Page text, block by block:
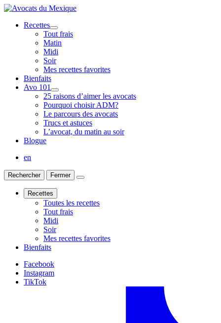
Recettes
Tout frais
Matin
Midi
Soir
Mes recettes favorites
Bienfaits
Avo 101
25 raisons d’aimer les avocats
Pourquoi choisir ADM?
Le parcours des avocats
Trucs et astuces
L’avocat, du matin au soir
Blogue
en
Rechercher Fermer
Recettes
Toutes les recettes
Tout frais
Midi
Soir
Mes recettes favorites
Bienfaits
Facebook
Instagram
TikTok